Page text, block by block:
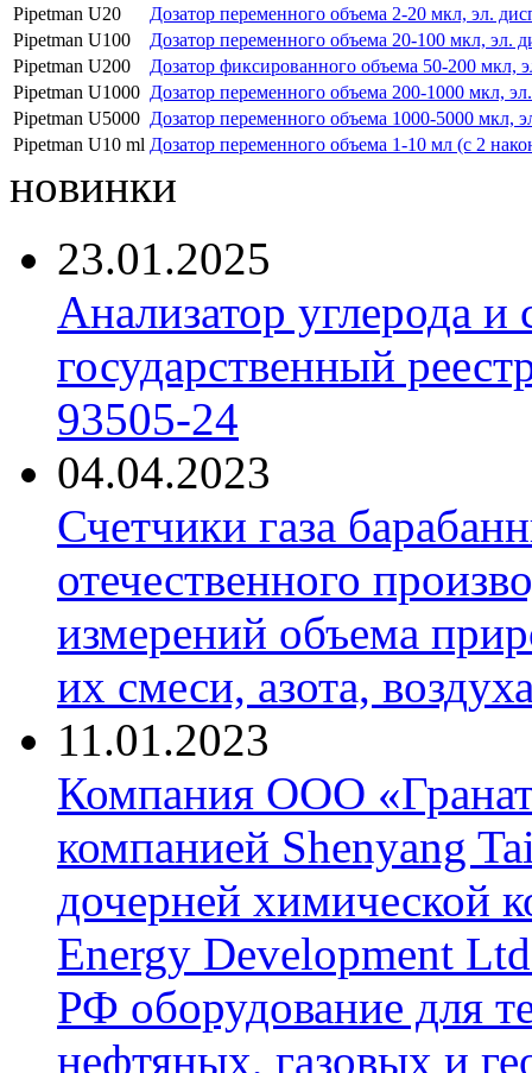
Pipetman U20
Дозатор переменного объема 2-20 мкл, эл.
Pipetman U100
Дозатор переменного объема 20-100 мкл, эл.
Pipetman U200
Дозатор фиксированного объема 50-200 мкл,
Pipetman U1000 Дозатор переменного объема 200-1000 мкл,
Pipetman U5000 Дозатор переменного объема 1000-5000 мкл,
Pipetman U10 ml Дозатор переменного объема 1-10 мл (с 2
новинки
23.01.2025
Анализатор углерода
государственный
93505-24
04.04.2023
Счетчики газа
отечественного
измерений объема
их смеси, азота,
11.01.2023
Компания ООО
компанией Shenyang
дочерней химической
Energy Development
РФ оборудование для
нефтяных, газовых и